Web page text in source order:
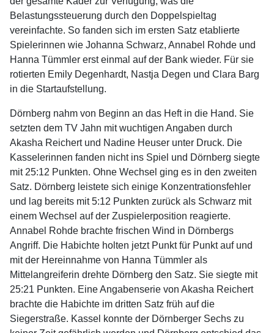
Belastungssteuerung durch den Doppelspieltag
vereinfachte. So fanden sich im ersten Satz etablierte
Spielerinnen wie Johanna Schwarz, Annabel Rohde und
Hanna Tümmler erst einmal auf der Bank wieder. Für sie
rotierten Emily Degenhardt, Nastja Degen und Clara Barg
in die Startaufstellung.
Dörnberg nahm von Beginn an das Heft in die Hand. Sie
setzten dem TV Jahn mit wuchtigen Angaben durch
Akasha Reichert und Nadine Heuser unter Druck. Die
Kasselerinnen fanden nicht ins Spiel und Dörnberg siegte
mit 25:12 Punkten. Ohne Wechsel ging es in den zweiten
Satz. Dörnberg leistete sich einige Konzentrationsfehler
und lag bereits mit 5:12 Punkten zurück als Schwarz mit
einem Wechsel auf der Zuspielerposition reagierte.
Annabel Rohde brachte frischen Wind in Dörnbergs
Angriff. Die Habichte holten jetzt Punkt für Punkt auf und
mit der Hereinnahme von Hanna Tümmler als
Mittelangreiferin drehte Dörnberg den Satz. Sie siegte mit
25:21 Punkten. Eine Angabenserie von Akasha Reichert
brachte die Habichte im dritten Satz früh auf die
Siegerstraße. Kassel konnte der Dörnberger Sechs zu